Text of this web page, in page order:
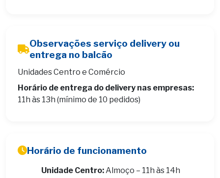
Observações serviço delivery ou
entrega no balcão
Unidades Centro e Comércio
Horário de entrega do delivery nas empresas:
11h às 13h (mínimo de 10 pedidos)
Horário de funcionamento
Unidade Centro: Almoço – 11h às 14h